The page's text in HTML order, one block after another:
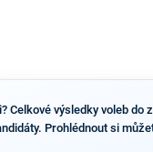
Celkové výsledky voleb
Prohlédnout si